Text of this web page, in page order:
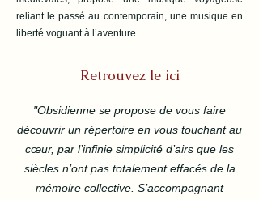
reliant le passé au contemporain, une musique en
liberté voguant à l’aventure...
Retrouvez le ici
"Obsidienne se propose de vous faire
découvrir un répertoire en vous touchant au
cœur, par l’infinie simplicité d’airs que les
siècles n’ont pas totalement effacés de la
mémoire collective. S’accompagnant